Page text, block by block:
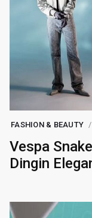
FASHION & BEAUTY
Vespa
Dingin